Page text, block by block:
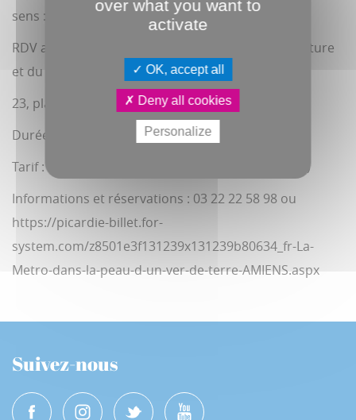
sens : l'ouïe, le toucher et la vue.
RDV au CIAP (Centre d'Interprétation de l'Architecture
et du Patrimoine)
23, place Notre-Dame à Amiens
Durée : 30 min.
Tarif : 5€ par enfant (gratuit pour l'accompagnant)
Informations et réservations : 03 22 22 58 98 ou
https://picardie-billet.for-
system.com/z8501e3f131239x131239b80634_fr-La-
Metro-dans-la-peau-d-un-ver-de-terre-AMIENS.aspx
Suivez-nous
over what you want to
activate
OK, accept all
Deny all cookies
Personalize